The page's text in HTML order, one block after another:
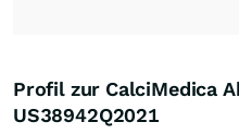
Profil zur CalciMedica
US38942Q2021